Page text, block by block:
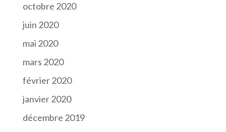
octobre 2020
juin 2020
mai 2020
mars 2020
février 2020
janvier 2020
décembre 2019